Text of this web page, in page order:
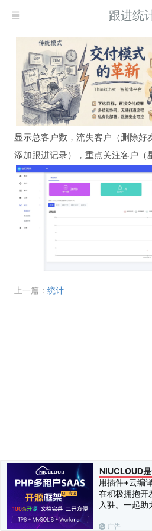
NIUCLOUD
用插件+云编
在积极拥抱开
入驻。一起助
广告
跟进统
显示总客户数，流失客户（删除好
添加跟进记录），重点关注客户（
上一篇： 统计